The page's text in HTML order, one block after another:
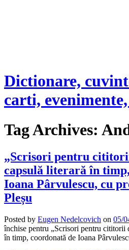
Dictionare,
carti,
Tag Archives:
„Scrisori pentru
capsulă literară în
Ioana Pârvulescu, cu
Pleșu
Posted by Eugen Nedelcovich on 05/
închise pentru „Scrisori pentru cititorii
în timp, coordonată de Ioana